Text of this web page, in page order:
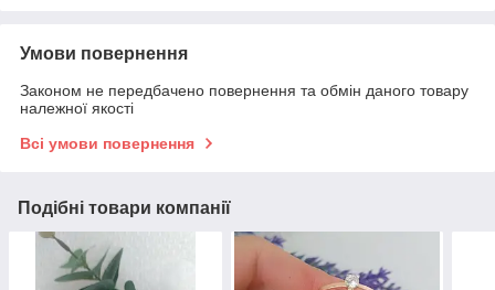
Умови повернення
Законом не передбачено повернення та обмін даного товару
належної якості
Всі умови повернення
Подібні товари компанії